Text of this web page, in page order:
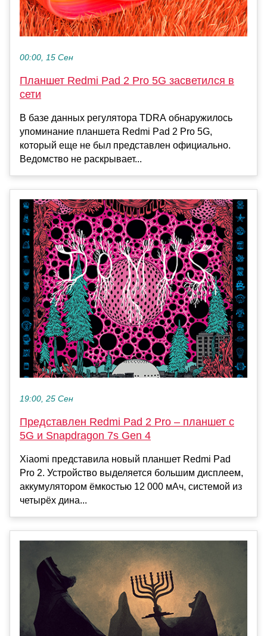
00:00, 15 Сен
Планшет Redmi Pad 2 Pro 5G засветился в
сети
В базе данных регулятора TDRA обнаружилось
упоминание планшета Redmi Pad 2 Pro 5G,
который еще не был представлен официально.
Ведомство не раскрывает...
19:00, 25 Сен
Представлен Redmi Pad 2 Pro – планшет с
5G и Snapdragon 7s Gen 4
Xiaomi представила новый планшет Redmi Pad
Pro 2. Устройство выделяется большим дисплеем,
аккумулятором ёмкостью 12 000 мАч, системой из
четырёх дина...